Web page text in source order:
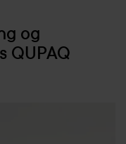
og
QUPAQ